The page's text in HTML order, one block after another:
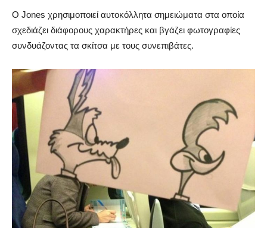
Ο Jones χρησιμοποιεί αυτοκόλλητα σημειώματα στα οποία
σχεδιάζει διάφορους χαρακτήρες και βγάζει φωτογραφίες
συνδυάζοντας τα σκίτσα με τους συνεπιβάτες.